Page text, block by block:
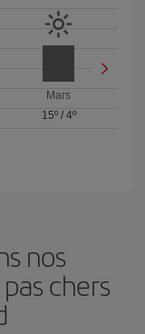
Mars
15º/ 4º
nos
chers